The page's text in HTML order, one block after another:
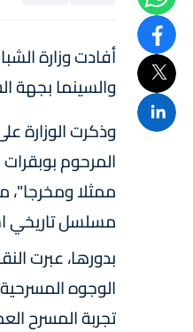
أفادت وزارة
والسينما بجهة
وذكرت الوزارة
المرحوم
ممثلا ومخرجا"،
مسلسل تاريخي
بدورها، عبرت
الوجوه
تجربة المسرح